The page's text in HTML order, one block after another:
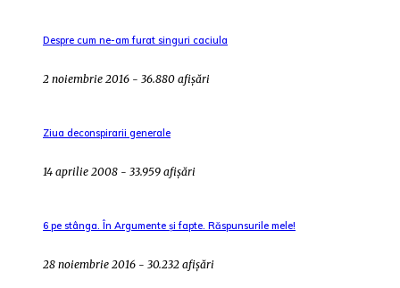
Despre cum ne-am furat singuri caciula
2 noiembrie 2016 - 36.880 afișări
Ziua deconspirarii generale
14 aprilie 2008 - 33.959 afișări
6 pe stânga. În Argumente și fapte. Răspunsurile mele!
28 noiembrie 2016 - 30.232 afișări